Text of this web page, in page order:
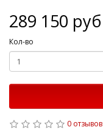
289 150 руб
Кол-во
0 отзывов